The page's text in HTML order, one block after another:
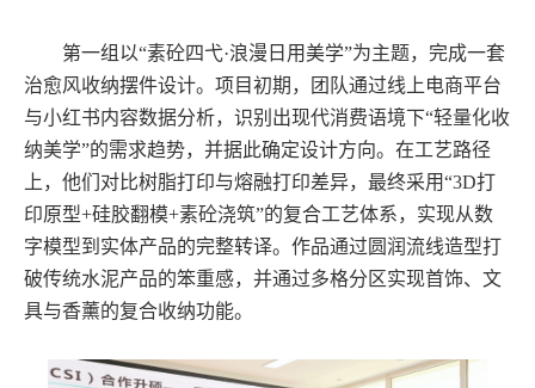
第一组以“素砼四弋·浪漫日用美学”为主题，完成一套
治愈风收纳摆件设计。项目初期，团队通过线上电商平台
与小红书内容数据分析，识别出现代消费语境下“轻量化收
纳美学”的需求趋势，并据此确定设计方向。在工艺路径
上，他们对比树脂打印与熔融打印差异，最终采用“3D打
印原型+硅胶翻模+素砼浇筑”的复合工艺体系，实现从数
字模型到实体产品的完整转译。作品通过圆润流线造型打
破传统水泥产品的笨重感，并通过多格分区实现首饰、文
具与香薰的复合收纳功能。